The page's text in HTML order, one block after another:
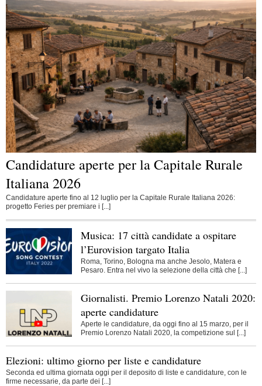
Candidature aperte per la Capitale Rurale
Italiana 2026
Candidature aperte fino al 12 luglio per la Capitale Rurale Italiana 2026:
progetto Feries per premiare i [...]
Musica: 17 città candidate a ospitare
l’Eurovision targato Italia
Roma, Torino, Bologna ma anche Jesolo, Matera e
Pesaro. Entra nel vivo la selezione della città che [...]
Giornalisti. Premio Lorenzo Natali 2020:
aperte candidature
Aperte le candidature, da oggi fino al 15 marzo, per il
Premio Lorenzo Natali 2020, la competizione sul [...]
Elezioni: ultimo giorno per liste e candidature
Seconda ed ultima giornata oggi per il deposito di liste e candidature, con le
firme necessarie, da parte dei [...]